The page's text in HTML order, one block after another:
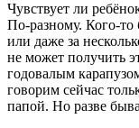
Чувствует ли
По-разному. Кого-то
или даже за
не может получить
годовалым
говорим сейчас
папой. Но разве